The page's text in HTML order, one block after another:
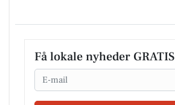
Få lokale nyheder GRATIS
Email